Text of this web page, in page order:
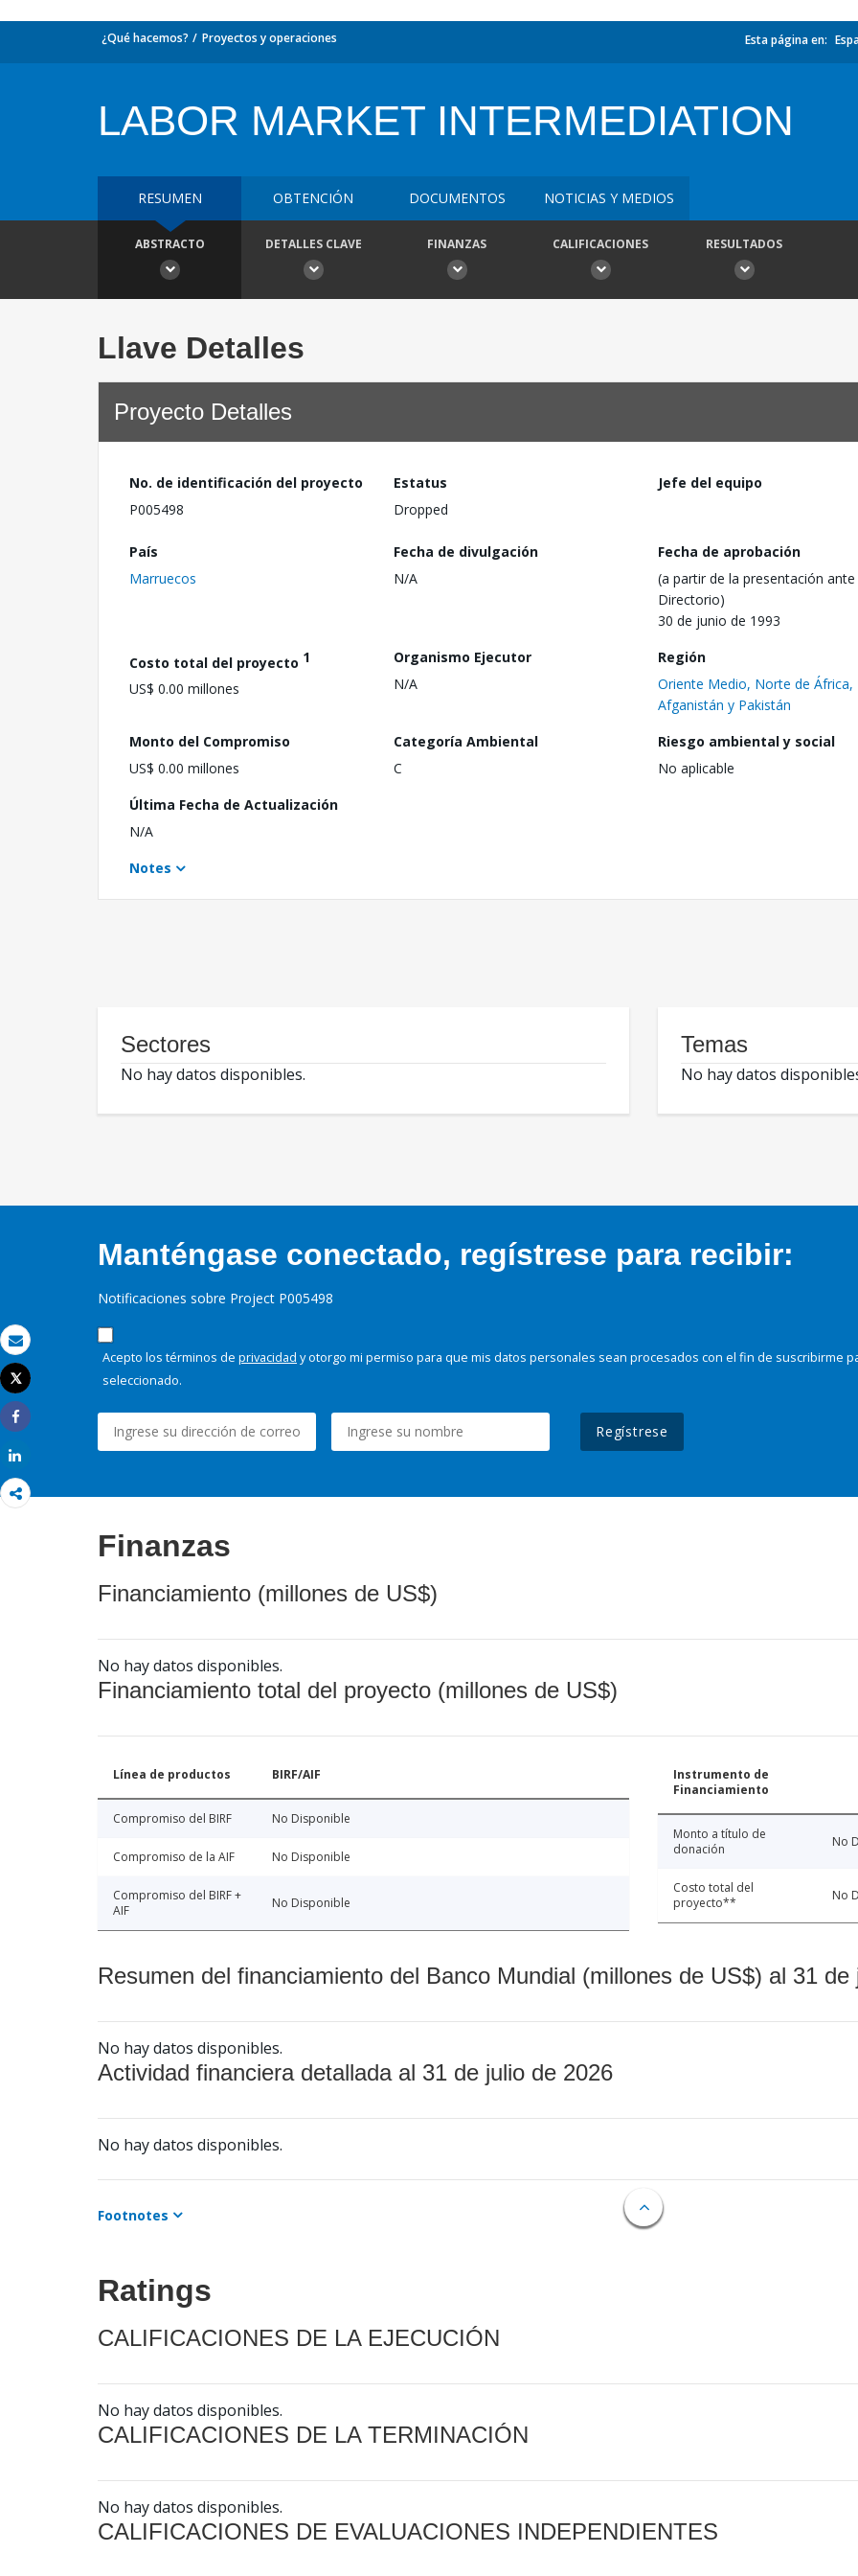
Correo electrónico
Imprimir
Tweet
Share
¿Qué hacemos? Proyectos y operaciones Esta página en:
LABOR MARKET INTERMEDIATION
RESUMEN OBTENCIÓN DOCUMENTOS NOTICIAS Y MEDIOS
ABSTRACTO DETALLES CLAVE FINANZAS CALIFICACIONES RESULTADOS
Llave Detalles
Proyecto Detalles
No. de identificación del proyecto
P005498
Estatus
Dropped
Jefe del equipo
País
Marruecos
Fecha de divulgación
N/A
Fecha de aprobación
(a partir de la presentación ante
Directorio)
30 de junio de 1993
Costo total del proyecto 1
US$ 0.00 millones
Organismo Ejecutor
N/A
Región
Oriente Medio, Norte de África,
Afganistán y Pakistán
Monto del Compromiso
US$ 0.00 millones
Categoría Ambiental
C
Riesgo ambiental y social
No aplicable
Última Fecha de Actualización
N/A
Notes
Sectores
No hay datos disponibles.
Temas
No hay datos
Manténgase conectado, regístrese para recibir:
Notificaciones sobre Project P005498
Acepto los términos de privacidad y otorgo mi permiso para que mis datos personales sean procesados con el fin de suscribirme
seleccionado.
Regístrese
Finanzas
Financiamiento (millones de US$)
No hay datos disponibles.
Financiamiento total del proyecto (millones de US$)
Línea de productos BIRF/AIF
Compromiso del BIRF No Disponible
Compromiso de la AIF No Disponible
Compromiso del BIRF +
AIF
No Disponible
Instrumento de
Financiamiento
Monto a título de
donación
No
Costo total del
proyecto**
No
Resumen del financiamiento del Banco Mundial (millones de US$) al 31 de
No hay datos disponibles.
Actividad financiera detallada al 31 de julio de 2026
No hay datos disponibles.
Footnotes
Ratings
CALIFICACIONES DE LA EJECUCIÓN
No hay datos disponibles.
CALIFICACIONES DE LA TERMINACIÓN
No hay datos disponibles.
CALIFICACIONES DE EVALUACIONES INDEPENDIENTES